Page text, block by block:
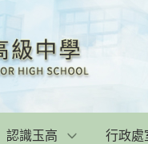
認識玉高 行政處